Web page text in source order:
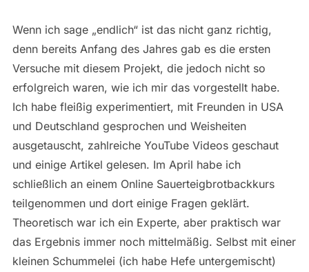
Wenn ich sage „endlich“ ist das nicht ganz richtig,
denn bereits Anfang des Jahres gab es die ersten
Versuche mit diesem Projekt, die jedoch nicht so
erfolgreich waren, wie ich mir das vorgestellt habe.
Ich habe fleißig experimentiert, mit Freunden in USA
und Deutschland gesprochen und Weisheiten
ausgetauscht, zahlreiche YouTube Videos geschaut
und einige Artikel gelesen. Im April habe ich
schließlich an einem Online Sauerteigbrotbackkurs
teilgenommen und dort einige Fragen geklärt.
Theoretisch war ich ein Experte, aber praktisch war
das Ergebnis immer noch mittelmäßig. Selbst mit einer
kleinen Schummelei (ich habe Hefe untergemischt)